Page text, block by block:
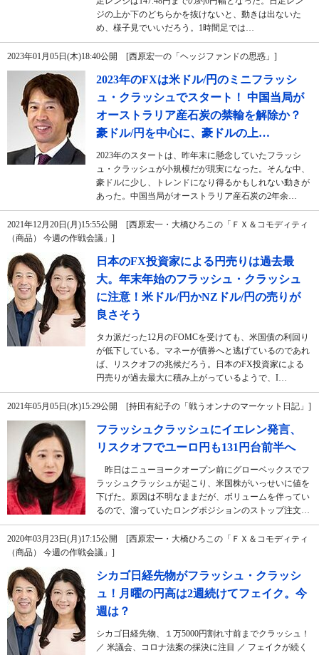
ジの上か下のどちらかを抜けないと、動きは出ないた
め、様子見でいいだろう。1時間足では…
2023年01月05日(木)18:40公開 [西原宏一の「ヘッジファンドの思惑」]
2023年のFXは米ドル/円のミニフラッシ
ュ・クラッシュでスタート！ 中国当局が
オーストラリア産石炭の禁輸を解除か？
豪ドル/円を中心に、豪ドルの上…
2023年のスタートは、昨年末に懸念していたフラッシ
ュ・クラッシュが小規模だが現実になった。そんな中、
豪ドルに少し、トレンドになり得るかもしれない動きが
あった。中国当局がオーストラリア産石炭の2年余…
2021年12月20日(月)15:55公開 [西原宏一・大橋ひろこの「ＦＸ＆コモディティ
（商品） 今週の作戦会議」]
日本のFX投資家による円売りは過去最
大。年末年始のフラッシュ・クラッシュ
に注意！米ドル/円かNZドル/円の売りが
良さそう
タカ派だった12月のFOMCを受けても、米国債の利回り
が低下している。マネーが債券へと逃げているのであれ
ば、リスクオフの兆候だろう。日本のFX投資家による
円売りが過去最大に積み上がっているようで、I…
2021年05月05日(水)15:29公開 [持田有紀子の「戦うオンナのマーケット日記」]
フラッシュクラッシュにイエレン発言、
リスクオフでユーロ円も131円台前半へ
昨日はニューヨークオープン前にグローベックスでフ
ラッシュクラッシュが起こり、米国株がいっせいに値を
下げた。原因は不明なままだが、ボリュームを伴ってい
るので、溜っていたロングポジションのストップ注文…
2020年03月23日(月)17:15公開 [西原宏一・大橋ひろこの「ＦＸ＆コモディティ
（商品） 今週の作戦会議」]
シカゴ日経先物がフラッシュ・クラッシ
ュ！月曜の円高は2週続けてフェイク。今
週は？
シカゴ日経先物、１万5000円割れ寸前までクラッシュ！
／ 米議会、コロナ法案の採決に注目 ／ フェイクが続く